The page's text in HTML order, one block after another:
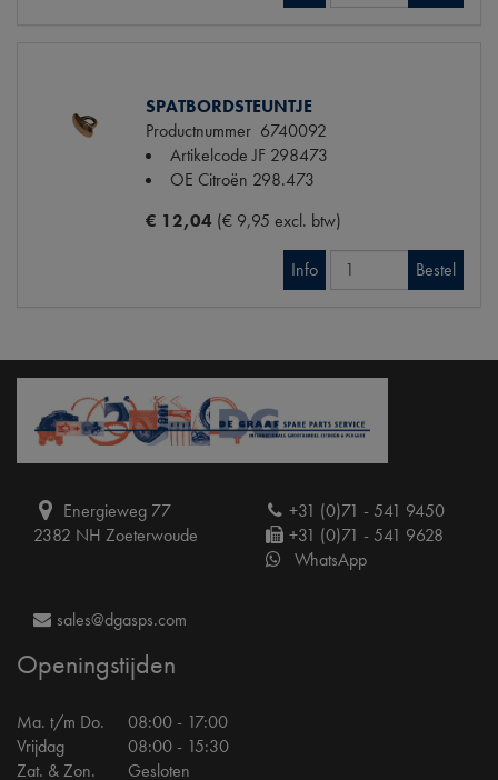
SPATBORDSTEUNTJE
Productnummer 6740092
Artikelcode JF 298473
OE Citroën 298.473
€ 12,04 (€ 9,95 excl. btw)
Info Bestel
Energieweg 77
2382 NH Zoeterwoude
+31 (0)71 - 541 9450
+31 (0)71 - 541 9628
WhatsApp
sales@dgasps.com
Openingstijden
Ma. t/m Do.
08:00 - 17:00
Vrijdag
08:00 - 15:30
Zat. & Zon.
Gesloten